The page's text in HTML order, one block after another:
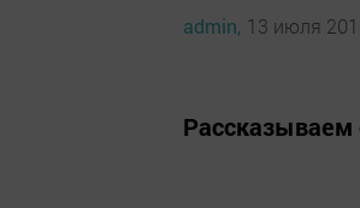
admin, 13 июля
Рассказываем